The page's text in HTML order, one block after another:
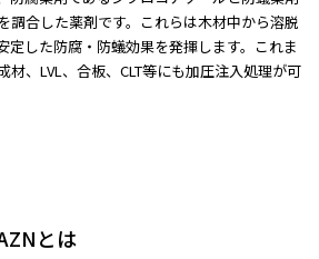
調合した薬剤です。これらは木材中から溶脱
定した防腐・防蟻効果を発揮します。これま
材、LVL、合板、CLT等にも加圧注入処理が可
とは